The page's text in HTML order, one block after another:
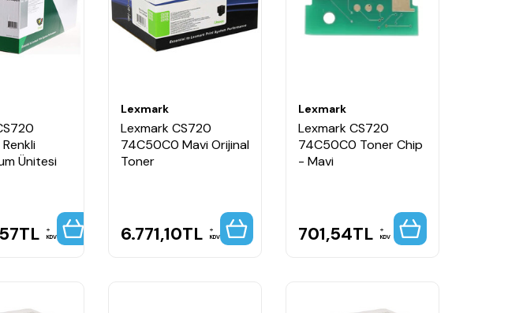
Ünitesi
TL KDV
Lexmark
Lexmark CS720
74C50C0 Mavi Orijinal
Toner
6.771,10TL KDV
Lexmark
Lexmark CS720
74C50C0 Toner Chip
- Mavi
701,54TL KDV